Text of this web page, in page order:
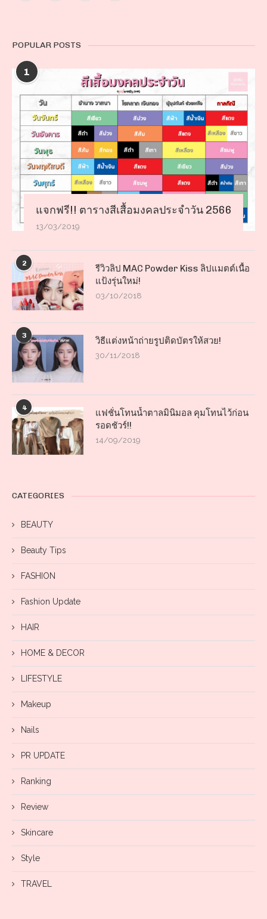
POPULAR POSTS
1
แจกฟรี!! ตารางสีเสื้อมงคลประจำวัน 2566
13/03/2019
2
รีวิวลิป MAC Powder Kiss ลิปแมตต์เนื้อ
แป้งรุ่นใหม่!
03/10/2018
3 วิธีแต่งหน้าถ่ายรูปติดบัตรให้สวย!
30/11/2018
4
แฟชั่นโทนน้ำตาลมินิมอล คุมโทนไว้ก่อน
รอดชัวร์!!
14/09/2019
CATEGORIES
BEAUTY
Beauty Tips
FASHION
Fashion Update
HAIR
HOME & DECOR
LIFESTYLE
Makeup
Nails
PR UPDATE
Ranking
Review
Skincare
Style
TRAVEL